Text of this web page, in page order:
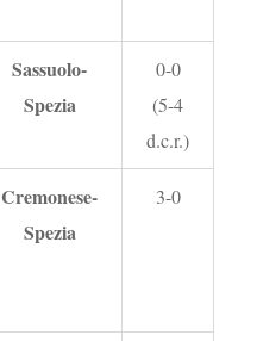
Sassuolo-
Spezia
0-0
(5-4
d.c.r.)
Cremonese-
Spezia
3-0